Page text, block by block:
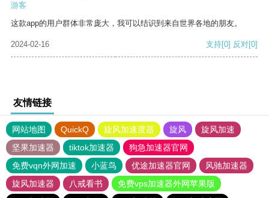
游客
这款app的用户群体非常庞大，我可以结识到来自世界各地的朋友。
2024-02-16 支持[0] 反对[0]
友情链接
网站地图 QuickQ 旋风加速度器 旋风
旋风加速
坚果加速器
tiktok加速器
狗急加速器官网
免费vqn外网加速
小蓝鸟 优途加速器官网
风驰加速器
旋风加速器
八戒看书
免费vps加速器外网苹果版